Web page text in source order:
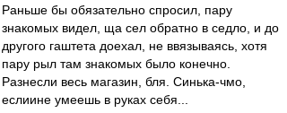
Раньше бы обязательно спросил, пару
знакомых видел, ща сел обратно в седло, и до
другого гаштета доехал, не ввязываясь, хотя
пару рыл там знакомых было конечно.
Разнесли весь магазин, бля. Синька-чмо,
еслиине умеешь в руках себя...